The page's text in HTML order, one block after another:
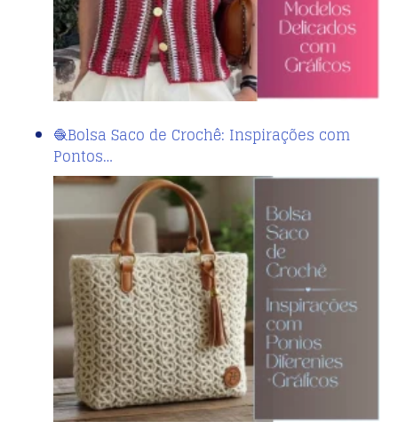
🧶Bolsa Saco de Crochê: Inspirações com
Pontos…